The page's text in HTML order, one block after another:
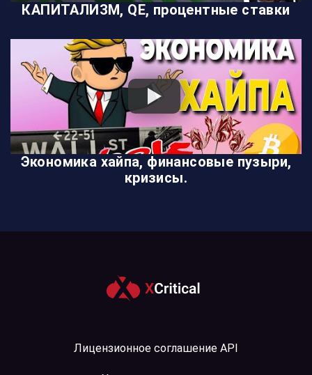
КАПИТАЛИЗМ, QE, процентные ставки
Экономика хайпа, финансовые пузыри,
кризисы.
Лицензионное соглашение API